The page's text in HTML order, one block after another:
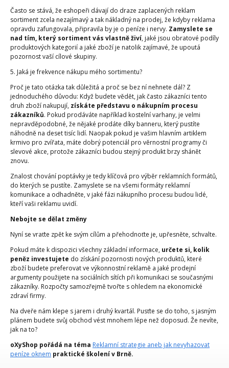
Často se stává, že eshopeři dávají do draze zaplacených reklam
sortiment zcela nezajímavý a tak nákladný na prodej, že kdyby reklama
opravdu zafungovala, připravila by je o peníze i nervy. Zamyslete se
nad tím, který sortiment vás vlastně živí, jaké jsou obratové podíly
produktových kategorií a jaké zboží je natolik zajímavé, že upoutá
pozornost vaší cílové skupiny.
5. Jaká je frekvence nákupu mého sortimentu?
Proč je tato otázka tak důležitá a proč se bez ní nehnete dál? Z
jednoduchého důvodu: Když budete vědět, jak často zákazníci tento
druh zboží nakupují, získáte představu o nákupním procesu
zákazníků. Pokud prodáváte například kostelní varhany, je velmi
nepravděpodobné, že nějaké prodáte díky banneru, který pustíte
náhodně na deset tisíc lidí. Naopak pokud je vašim hlavním artiklem
krmivo pro zvířata, máte dobrý potenciál pro věrnostní programy či
slevové akce, protože zákazníci budou stejný produkt brzy shánět
znovu.
Znalost chování poptávky je tedy klíčová pro výběr reklamních formátů,
do kterých se pustíte. Zamyslete se na všemi formáty reklamní
komunikace a odhadněte, v jaké fázi nákupního procesu budou lidé,
kteří vaši reklamu uvidí.
Nebojte se dělat změny
Nyní se vraťte zpět ke svým cílům a přehodnoťte je, upřesněte, schvalte.
Pokud máte k dispozici všechny základní informace, určete si, kolik
peněz investujete do získání pozornosti nových produktů, které
zboží budete preferovat ve výkonnostní reklamě a jaké prodejní
argumenty použijete na sociálních sítích při komunikaci se současnými
zákazníky. Rozpočty samozřejmě tvořte s ohledem na ekonomické
zdraví firmy.
Na dveře nám klepe s jarem i druhý kvartál. Pusťte se do toho, s jasným
plánem budete svůj obchod vést mnohem lépe než doposud. Že nevíte,
jak na to?
oXyShop pořádá na téma Reklamní strategie aneb jak nevyhazovat
peníze oknem praktické školení v Brně.